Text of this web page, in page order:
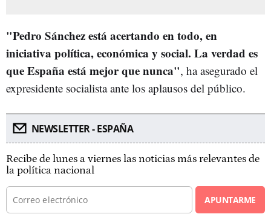
"Pedro Sánchez está acertando en todo, en
iniciativa política, económica y social. La verdad es
que España está mejor que nunca", ha asegurado el
expresidente socialista ante los aplausos del público.
NEWSLETTER - ESPAÑA
Recibe de lunes a viernes las noticias más relevantes de
la política nacional
APUNTARME